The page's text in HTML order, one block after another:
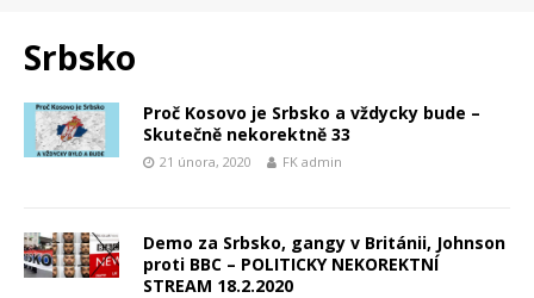
Srbsko
Proč Kosovo je Srbsko a vždycky bude –
Skutečně nekorektně 33
21 února, 2020 FK admin
Demo za Srbsko, gangy v Británii, Johnson
proti BBC – POLITICKY NEKOREKTNÍ
STREAM 18.2.2020